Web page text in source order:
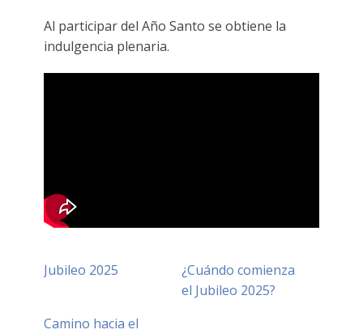
Al participar del Año Santo se obtiene la
indulgencia plenaria.
Jubileo 2025
¿Cuándo comienza
el Jubileo 2025?
Camino hacia el